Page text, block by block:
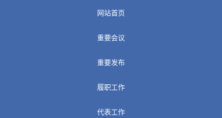
网站首页
重要会议
重要发布
履职工作
代表工作